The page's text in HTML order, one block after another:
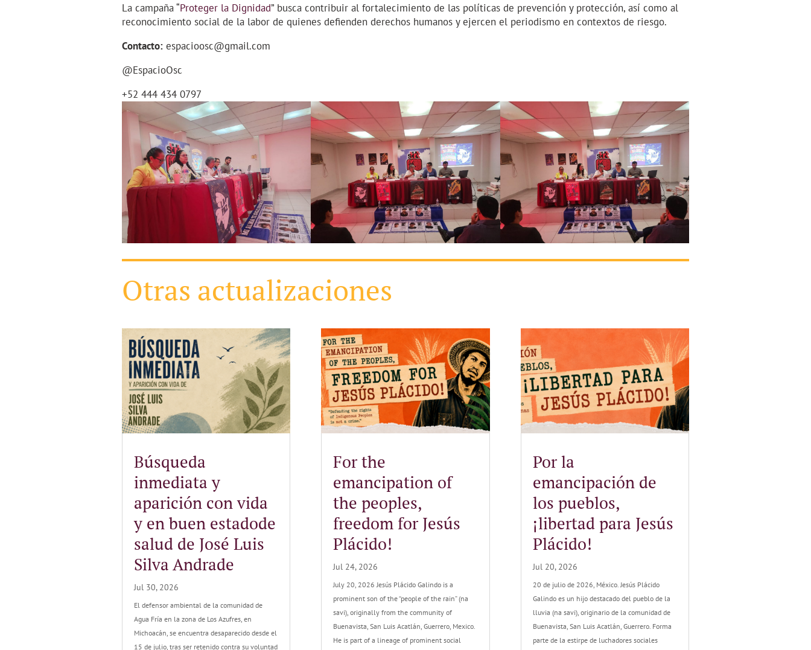
La campaña “Proteger la Dignidad” busca contribuir al fortalecimiento de las políticas de prevención y protección, así como al
reconocimiento social de la labor de quienes defienden derechos humanos y ejercen el periodismo en contextos de riesgo.
Contacto:espacioosc@gmail.com
@EspacioOsc
+52 444 434 0797
Otras actualizaciones
Búsqueda
inmediata y
aparición con vida
y en buen estadode
salud de José Luis
Silva Andrade
Jul 30, 2026
El defensor ambiental de la comunidad de
Agua Fría en la zona de Los Azufres, en
Michoacán, se encuentra desaparecido desde el
15 de julio, tras ser retenido contra su voluntad
For the
emancipation of
the peoples,
freedom for Jesús
Plácido!
Jul 24, 2026
July 20, 2026 Jesús Plácido Galindo is a
prominent son of the “people of the rain” (na
savi), originally from the community of
Buenavista, San Luis Acatlán, Guerrero, Mexico.
He is part of a lineage of prominent social
Por la
emancipación de
los pueblos,
¡libertad para Jesús
Plácido!
Jul 20, 2026
20 de julio de 2026, México. Jesús Plácido
Galindo es un hijo destacado del pueblo de la
lluvia (na savi), originario de la comunidad de
Buenavista, San Luis Acatlán, Guerrero. Forma
parte de la estirpe de luchadores sociales